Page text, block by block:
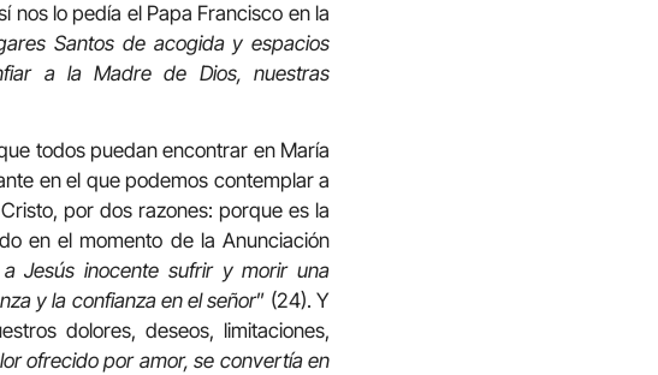
nos lo pedía el Papa Francisco en la
Santos de acogida y espacios
a la Madre de Dios, nuestras
todos puedan encontrar en María
en el que podemos contemplar a
por dos razones: porque es la
en el momento de la Anunciación
Jesús inocente sufrir y morir una
y la confianza en el señor” (24). Y
dolores, deseos, limitaciones,
ofrecido por amor, se convertía en